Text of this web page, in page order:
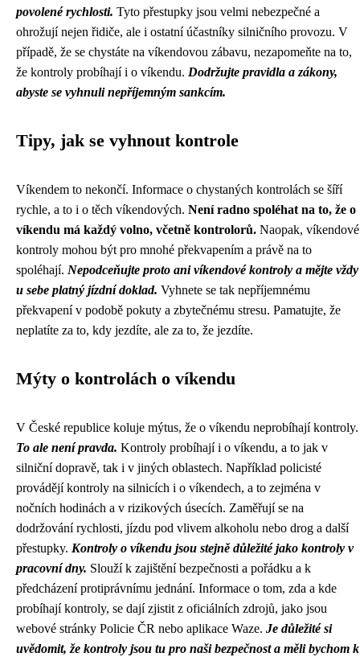
povolené rychlosti. Tyto přestupky jsou velmi nebezpečné a
ohrožují nejen řidiče, ale i ostatní účastníky silničního provozu. V
případě, že se chystáte na víkendovou zábavu, nezapomeňte na to,
že kontroly probíhají i o víkendu. Dodržujte pravidla a zákony,
abyste se vyhnuli nepříjemným sankcím.
Tipy, jak se vyhnout kontrole
Víkendem to nekončí. Informace o chystaných kontrolách se šíří
rychle, a to i o těch víkendových. Není radno spoléhat na to, že o
víkendu má každý volno, včetně kontrolorů. Naopak, víkendové
kontroly mohou být pro mnohé překvapením a právě na to
spoléhají. Nepodceňujte proto ani víkendové kontroly a mějte vždy
u sebe platný jízdní doklad. Vyhnete se tak nepříjemnému
překvapení v podobě pokuty a zbytečnému stresu. Pamatujte, že
neplatíte za to, kdy jezdíte, ale za to, že jezdíte.
Mýty o kontrolách o víkendu
V České republice koluje mýtus, že o víkendu neprobíhají kontroly.
To ale není pravda. Kontroly probíhají i o víkendu, a to jak v
silniční dopravě, tak i v jiných oblastech. Například policisté
provádějí kontroly na silnicích i o víkendech, a to zejména v
nočních hodinách a v rizikových úsecích. Zaměřují se na
dodržování rychlosti, jízdu pod vlivem alkoholu nebo drog a další
přestupky. Kontroly o víkendu jsou stejně důležité jako kontroly v
pracovní dny. Slouží k zajištění bezpečnosti a pořádku a k
předcházení protiprávnímu jednání. Informace o tom, zda a kde
probíhají kontroly, se dají zjistit z oficiálních zdrojů, jako jsou
webové stránky Policie ČR nebo aplikace Waze. Je důležité si
uvědomit, že kontroly jsou tu pro naši bezpečnost a měli bychom k